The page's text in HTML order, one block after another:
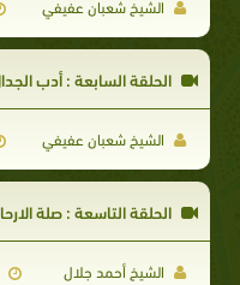
الشيخ شعبان عفيفي
الحلقة السابعة : أدب
الشيخ شعبان عفيفي
الحلقة التاسعة : صلة
الشيخ أحمد جلال